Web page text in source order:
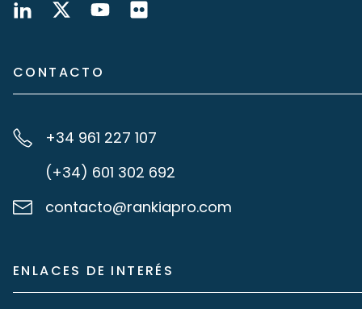
CONTACTO
+34 961 227 107
(+34) 601 302 692
contacto@rankiapro.com
ENLACES DE INTERÉS